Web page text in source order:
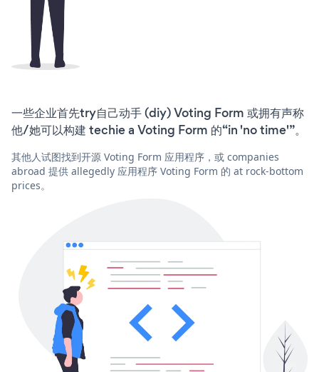
一些企业首先try自己动手 (diy) Voting Form 或拥有声称
他/她可以构建 techie a Voting Form 的“in 'no time'”。
其他人试图找到开源 Voting Form 应用程序，或 companies
abroad 提供 allegedly 应用程序 Voting Form 的 at rock-bottom
prices。